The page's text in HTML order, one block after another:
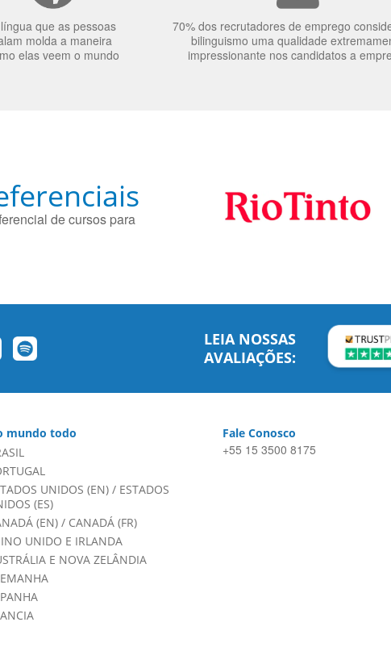
que as pessoas
molda a maneira
elas veem o mundo
70% dos recrutadores de emprego
bilinguismo uma qualidade
impressionante nos candidatos a
de cursos para
LEIA NOSSAS
AVALIAÇÕES:
mundo todo
UNIDOS (EN)/ ESTADOS
(ES)
(EN)/ CANADÁ (FR)
UNIDO E IRLANDA
E NOVA ZELÂNDIA
Fale Conosco
+55 15 3500 8175